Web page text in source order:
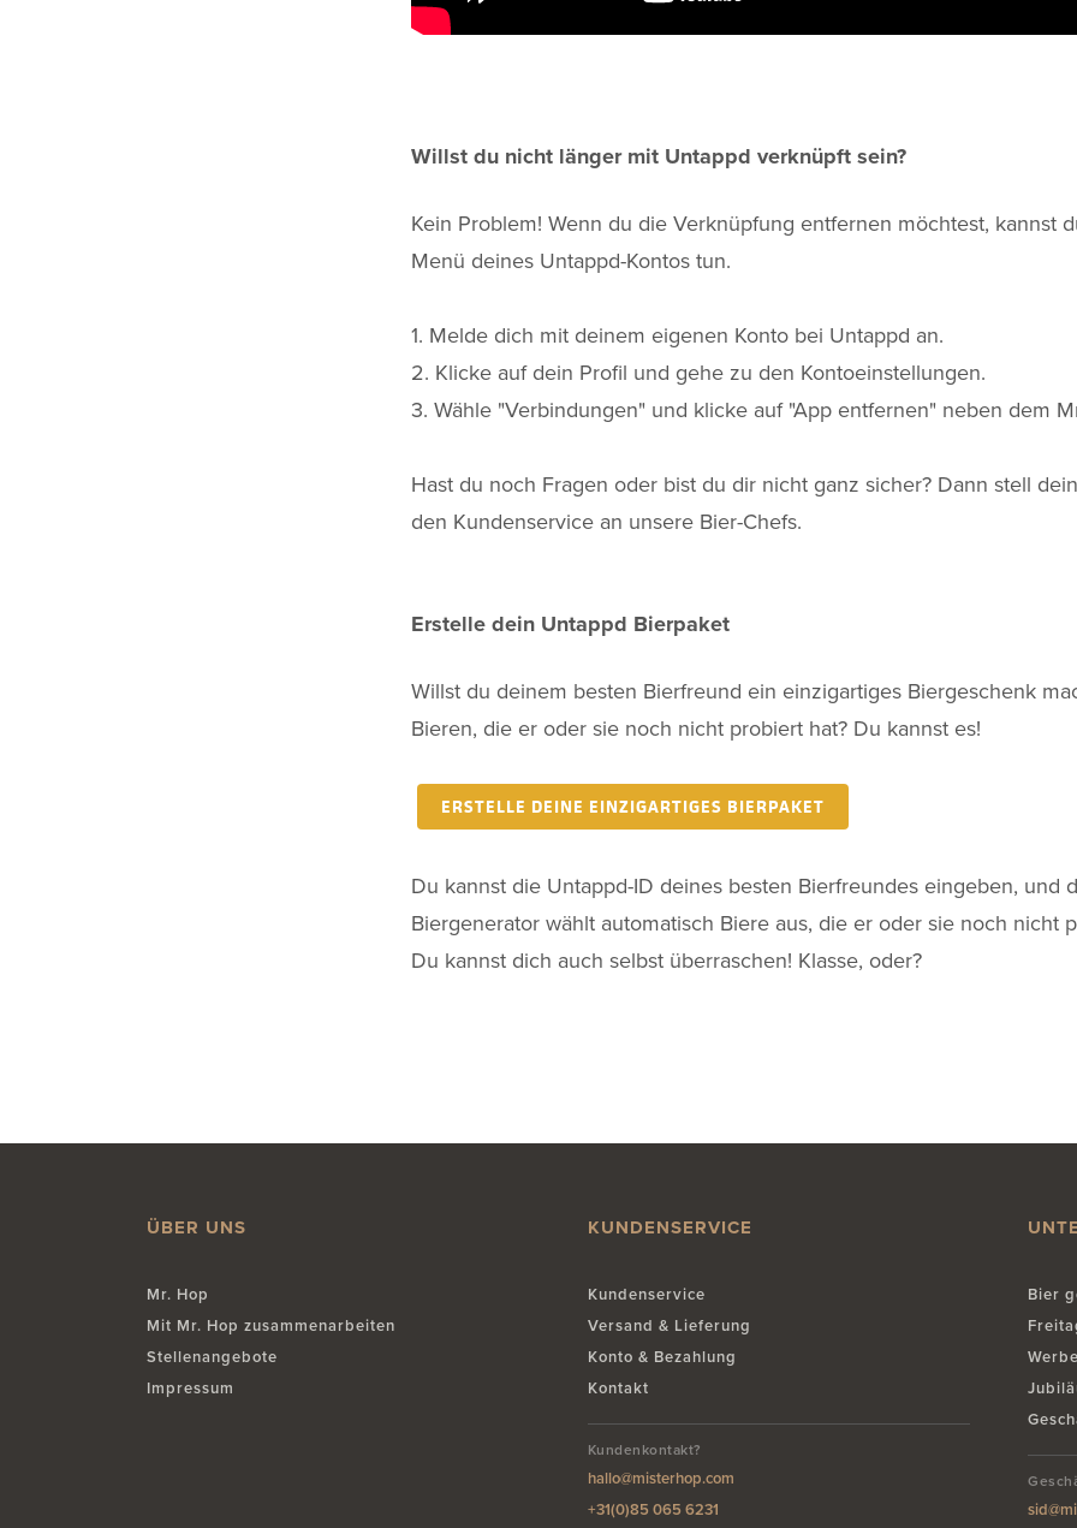
Willst du nicht länger mit Untappd verknüpft sein?
Kein Problem! Wenn du die Verknüpfung entfernen möchtest, kannst
Menü deines Untappd-Kontos tun.
1. Melde dich mit deinem eigenen Konto bei Untappd an.
2. Klicke auf dein Profil und gehe zu den Kontoeinstellungen.
3. Wähle "Verbindungen" und klicke auf "App entfernen" neben dem
Hast du noch Fragen oder bist du dir nicht ganz sicher? Dann stell
den Kundenservice an unsere Bier-Chefs.
Erstelle dein Untappd Bierpaket
Willst du deinem besten Bierfreund ein einzigartiges Biergeschenk
Bieren, die er oder sie noch nicht probiert hat? Du kannst es!
ERSTELLE DEINE EINZIGARTIGES BIERPAKET
Du kannst die Untappd-ID deines besten Bierfreundes eingeben, und
Biergenerator wählt automatisch Biere aus, die er oder sie noch nicht
Du kannst dich auch selbst überraschen! Klasse, oder?
ÜBER UNS
Mr. Hop
Mit Mr. Hop zusammenarbeiten
Stellenangebote
Impressum
KUNDENSERVICE
Kundenservice
Versand & Lieferung
Konto & Bezahlung
Kontakt
Kundenkontakt?
hallo@misterhop.com
+31(0)85 065 6231
Bier